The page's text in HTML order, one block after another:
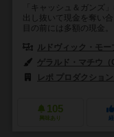
「キャッシュ＆ガンズ
出し抜いて現金を奪い
目の前には多額の現金
ルドヴィック・モ
ゲラルド・マチウ（
レポ プロダクショ
105
興味あり